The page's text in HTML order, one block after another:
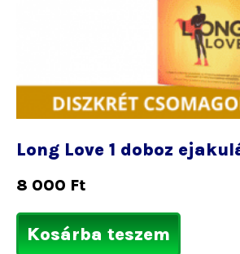
Long Love 1 doboz
8 000 Ft
Kosárba teszem